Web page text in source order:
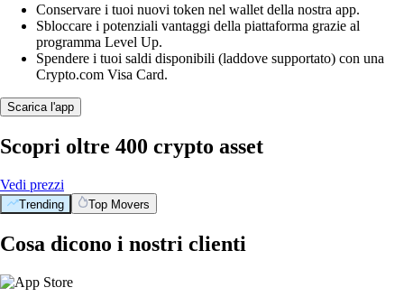
Conservare i tuoi nuovi token nel wallet della nostra app.
Sbloccare i potenziali vantaggi della piattaforma grazie al
programma Level Up.
Spendere i tuoi saldi disponibili (laddove supportato) con una
Crypto.com Visa Card.
Scarica l'app
Scopri oltre 400 crypto asset
Vedi prezzi
Trending Top Movers
Cosa dicono i nostri clienti